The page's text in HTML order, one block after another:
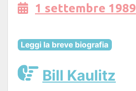
1 settembre 1989
Leggi la breve biografia
Bill Kaulitz